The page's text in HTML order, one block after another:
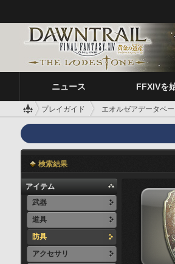
ニュース FFXIVを
プレイガイド エオルゼアデータベ
検索結果
アイテム
武器
道具
防具
アクセサリ